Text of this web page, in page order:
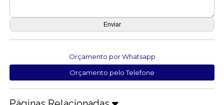
Orçamento por Whatsapp
Orçamento pelo Telefone